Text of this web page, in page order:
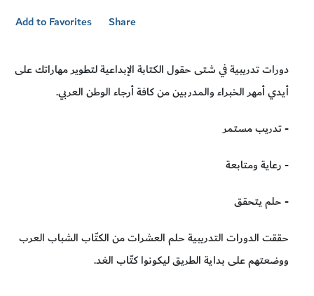
Add to Favorites
Share
دورات تدريبية في شتى حقول الكتابة الإبداعية لتطوير مهاراتك على
أيدي أمهر الخبراء والمدربين من كافة أرجاء الوطن العربي.
- تدريب مستمر
- رعاية ومتابعة
- حلم يتحقق
حققت الدورات التدريبية حلم العشرات من الكتّاب الشباب العرب
ووضعتهم على بداية الطريق ليكونوا كتّاب الغد.